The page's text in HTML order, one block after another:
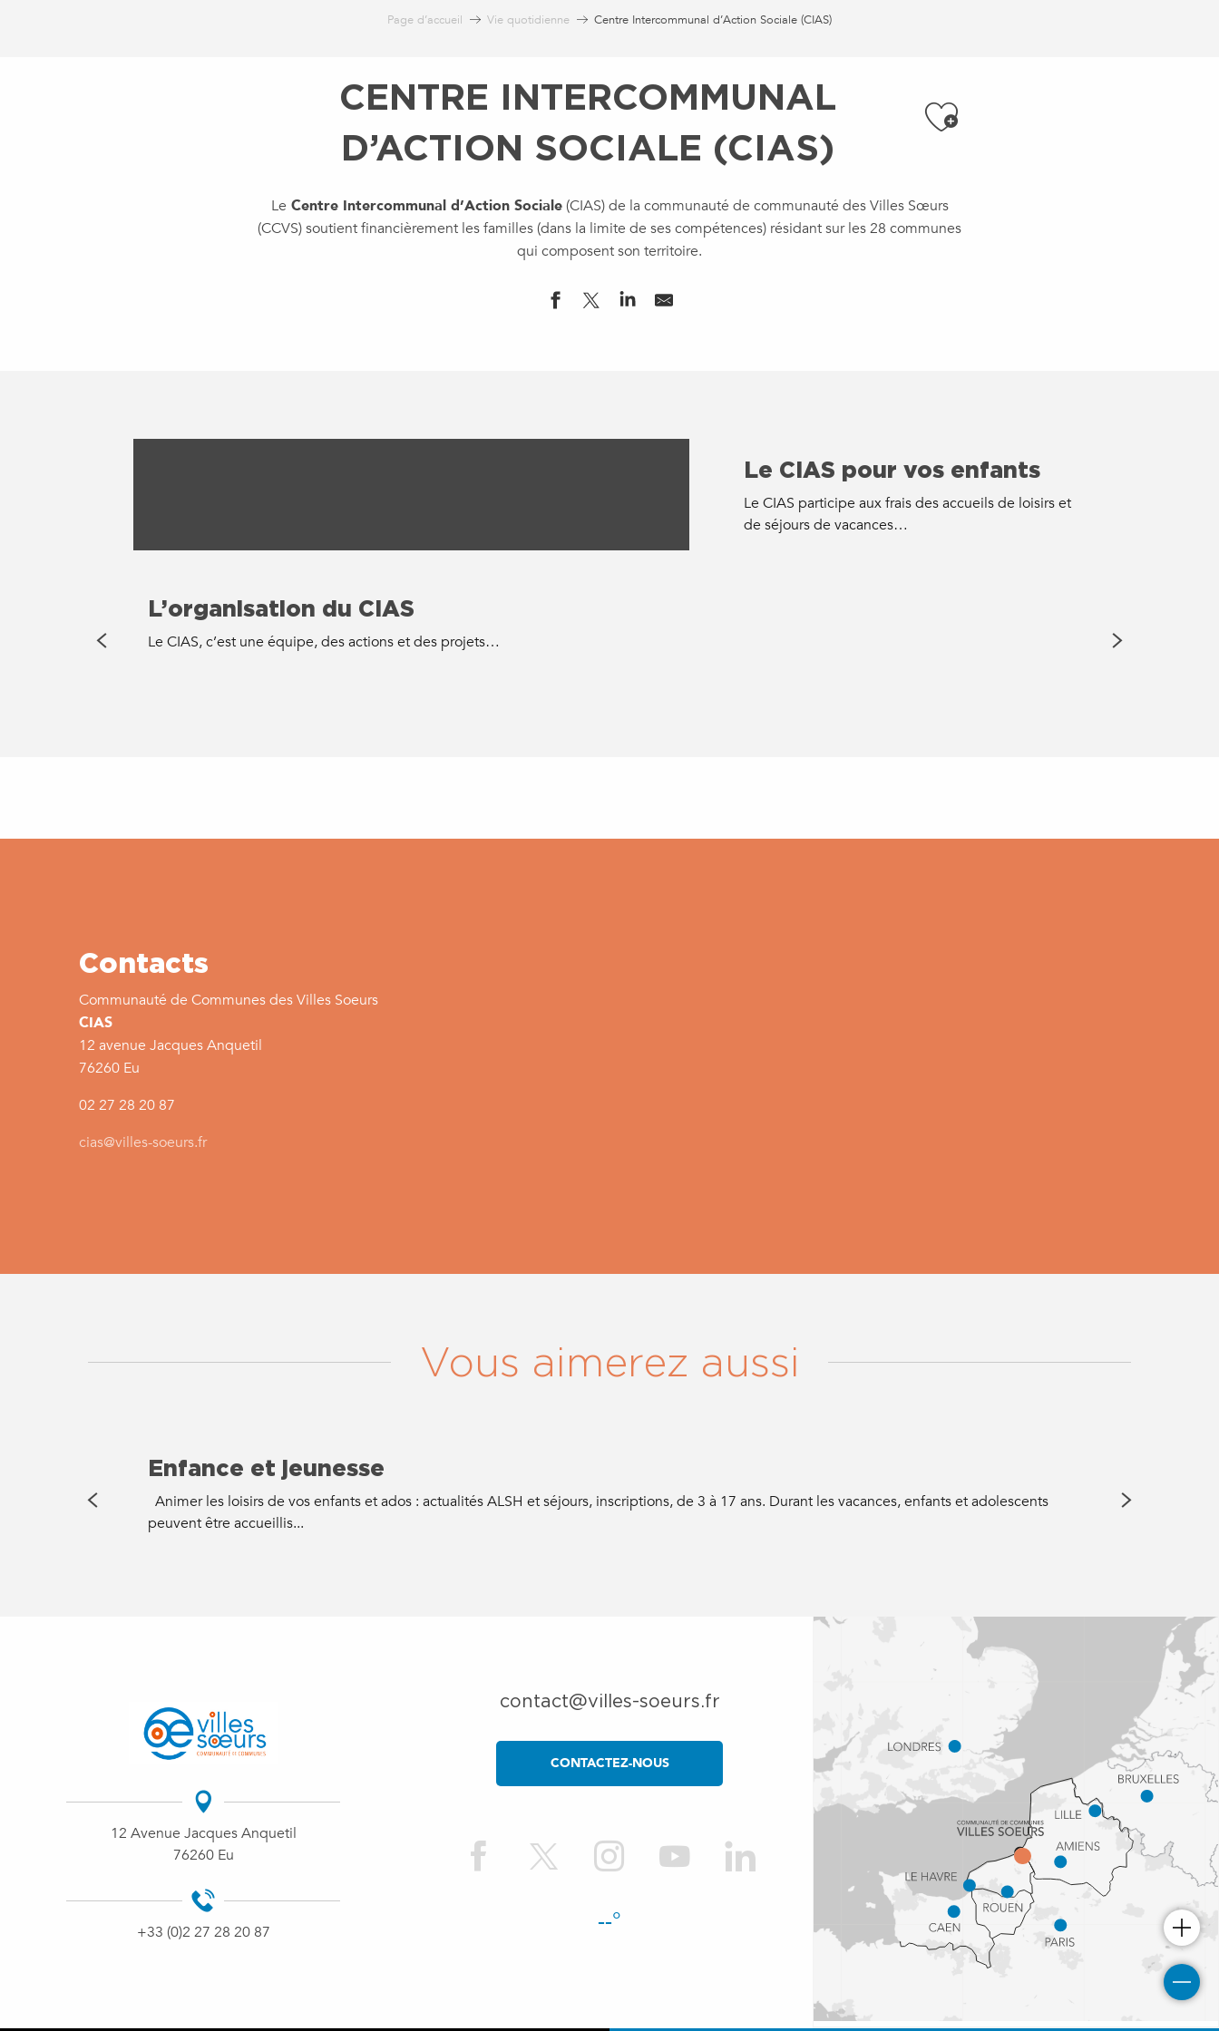
Page d’accueil Vie quotidienne Centre Intercommunal d’Action Sociale (CIAS)
CENTRE INTERCOMMUNAL
D’ACTION SOCIALE (CIAS)
Ajouter aux
Le Centre Intercommunal d’Action Sociale(CIAS) de la communauté de communauté des Villes Sœurs
(CCVS) soutient financièrement les familles (dans la limite de ses compétences) résidant sur les 28 communes
qui composent son territoire.
Le CIAS pour vos enfants
Le CIAS participe aux frais des accueils de loisirs et
de séjours de vacances…
L’organisation du CIAS
Le CIAS, c’est une équipe, des actions et des projets…
Le pass « sortir
Contacts
Communauté de Communes des Villes Soeurs
CIAS
12 avenue Jacques Anquetil
76260 Eu
02 27 28 20 87
cias@villes-soeurs.fr
Vous aimerez aussi
Enfance et jeunesse
Animer les loisirs de vos enfants et ados : actualités ALSH et séjours, inscriptions, de 3 à 17 ans. Durant les vacances, enfants et adolescents
peuvent être accueillis...
Tous les mois
12 Avenue Jacques Anquetil
76260 Eu
+33 (0)2 27 28 20 87
contact@villes-soeurs.fr
CONTACTEZ-NOUS
--°